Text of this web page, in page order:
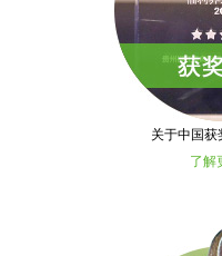
关于中国获
了解